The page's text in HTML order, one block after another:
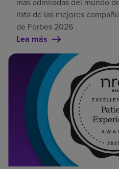
más admiradas del mundo
lista de las mejores
de Forbes 2026 .
Lea más